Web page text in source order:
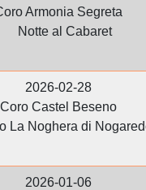
Armonia Segreta
Notte al Cabaret
2026-02-28
Coro Castel Beseno
La Noghera di
2026-01-06